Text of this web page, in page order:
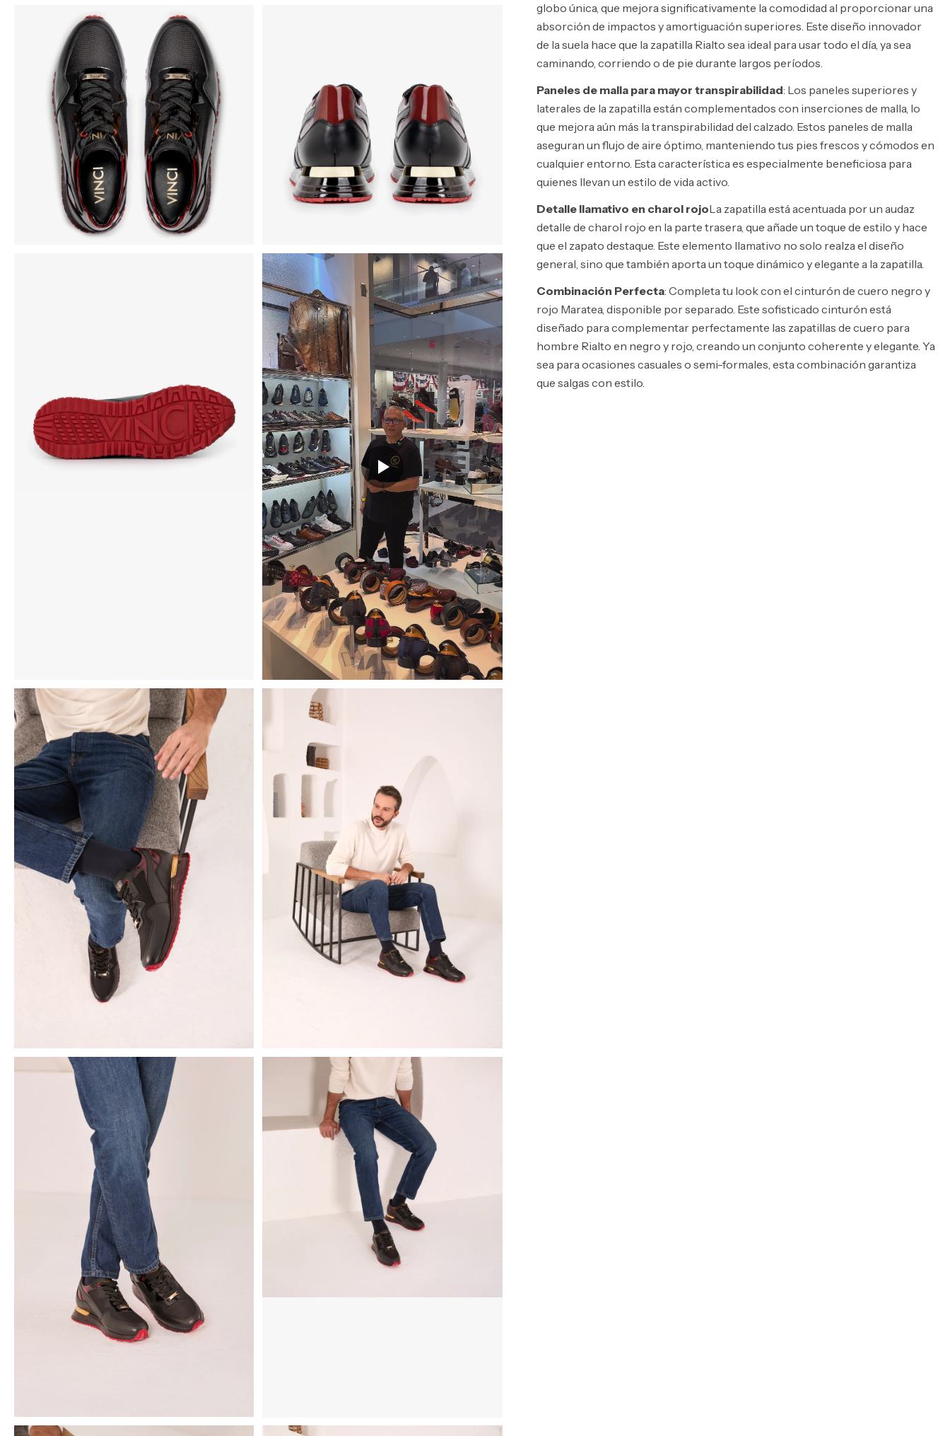
globo única, que mejora significativamente la comodidad al proporcionar una
absorción de impactos y amortiguación superiores. Este diseño innovador
de la suela hace que la zapatilla Rialto sea ideal para usar todo el día, ya sea
caminando, corriendo o de pie durante largos períodos.
Paneles de malla para mayor transpirabilidad: Los paneles superiores y
laterales de la zapatilla están complementados con inserciones de malla, lo
que mejora aún más la transpirabilidad del calzado. Estos paneles de malla
aseguran un flujo de aire óptimo, manteniendo tus pies frescos y cómodos en
cualquier entorno. Esta característica es especialmente beneficiosa para
quienes llevan un estilo de vida activo.
Detalle llamativo en charol rojoLa zapatilla está acentuada por un audaz
detalle de charol rojo en la parte trasera, que añade un toque de estilo y hace
que el zapato destaque. Este elemento llamativo no solo realza el diseño
general, sino que también aporta un toque dinámico y elegante a la zapatilla.
Combinación Perfecta: Completa tu look con el cinturón de cuero negro y
rojo Maratea, disponible por separado. Este sofisticado cinturón está
diseñado para complementar perfectamente las zapatillas de cuero para
hombre Rialto en negro y rojo, creando un conjunto coherente y elegante. Ya
sea para ocasiones casuales o semi-formales, esta combinación garantiza
que salgas con estilo.